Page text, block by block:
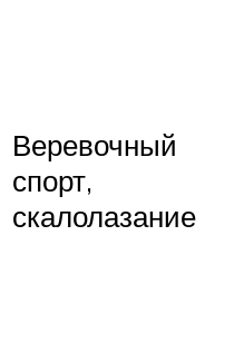
Веревочный
спорт,
скалолазание